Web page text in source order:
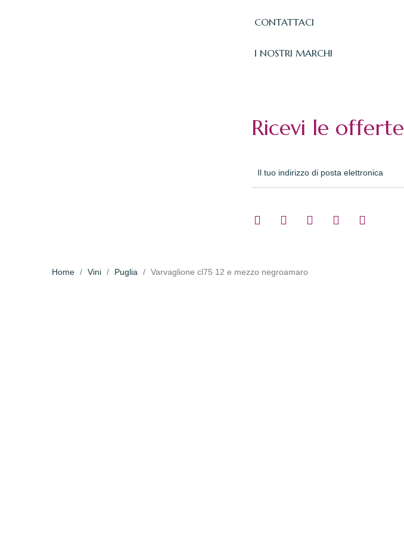
CONTATTACI
I NOSTRI MARCHI
Ricevi le offerte
Home Vini Puglia Varvaglione cl75 12 e mezzo negroamaro